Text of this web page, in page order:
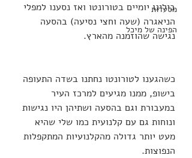
מסעדות
הפינה של מיכל
בילינו יומיים בטורונטו ואז נסענו למפלי
הניאגרה (שעה וחצי נסיעה) בהסעה
נגישה שהוזמנה מהארץ.
כשהגענו לטורונטו נחתנו בשדה התעופה
בישופ, ממנו מגיעים למרכז העיר
במעבורת וגם בהסעה ושתיהן היו נגישות
ונוחות גם עם קלנועית כמו שלי שהיא
מעט יותר גדולה מהקלנועיות המתקפלות
הנפוצות.